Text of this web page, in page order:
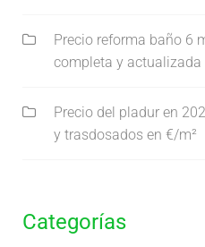
Precio reforma baño 6
completa y actualizada
Precio del pladur en
y trasdosados en €/m²
Categorías